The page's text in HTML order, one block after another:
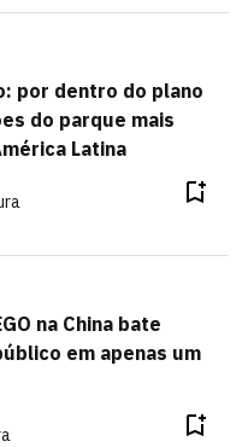
por dentro do plano
do parque mais
Latina
na China bate
em apenas um